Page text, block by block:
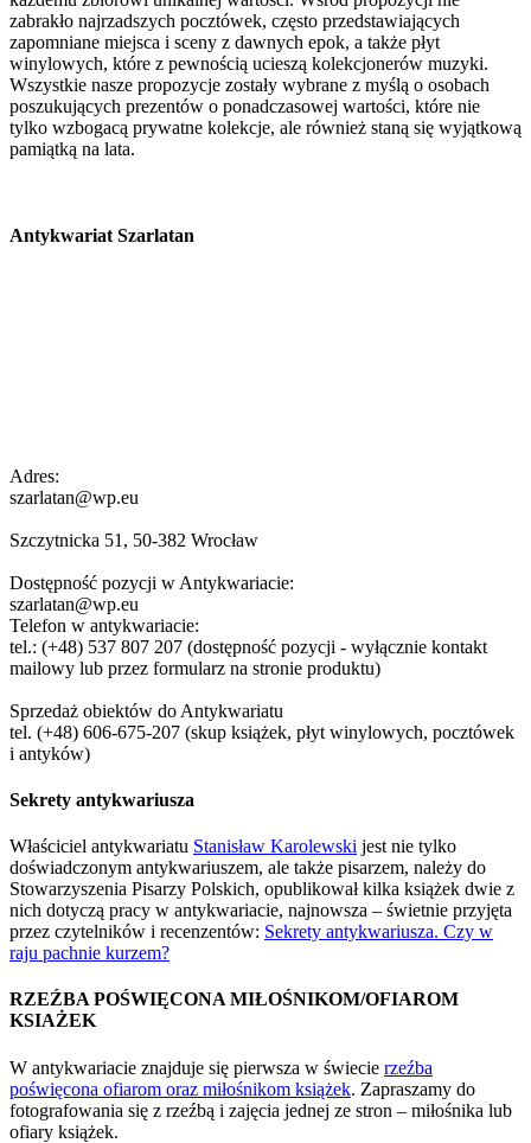
zabrakło najrzadszych pocztówek, często przedstawiających
zapomniane miejsca i sceny z dawnych epok, a także płyt
winylowych, które z pewnością ucieszą kolekcjonerów muzyki.
Wszystkie nasze propozycje zostały wybrane z myślą o osobach
poszukujących prezentów o ponadczasowej wartości, które nie
tylko wzbogacą prywatne kolekcje, ale również staną się wyjątkową
pamiątką na lata.
Antykwariat Szarlatan
Adres:
szarlatan@wp.eu
Szczytnicka 51, 50-382 Wrocław
Dostępność pozycji w Antykwariacie:
szarlatan@wp.eu
Telefon w antykwariacie:
tel.: (+48) 537 807 207 (dostępność pozycji - wyłącznie kontakt
mailowy lub przez formularz na stronie produktu)
Sprzedaż obiektów do Antykwariatu
tel. (+48) 606-675-207 (skup książek, płyt winylowych, pocztówek
i antyków)
Sekrety antykwariusza
Właściciel antykwariatu Stanisław Karolewski jest nie tylko
doświadczonym antykwariuszem, ale także pisarzem, należy do
Stowarzyszenia Pisarzy Polskich, opublikował kilka książek dwie z
nich dotyczą pracy w antykwariacie, najnowsza – świetnie przyjęta
przez czytelników i recenzentów: Sekrety antykwariusza. Czy w
raju pachnie kurzem?
RZEŹBA POŚWIĘCONA MIŁOŚNIKOM/OFIAROM
KSIAŻEK
W antykwariacie znajduje się pierwsza w świecie rzeźba
poświęcona ofiarom oraz miłośnikom książek. Zapraszamy do
fotografowania się z rzeźbą i zajęcia jednej ze stron – miłośnika lub
ofiary książek.